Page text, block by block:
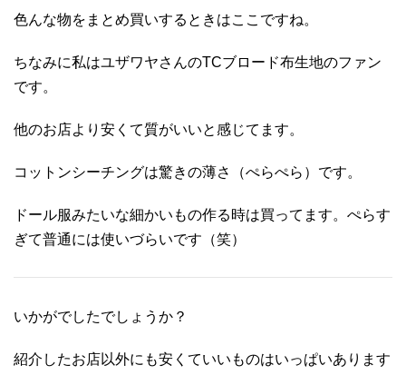
色んな物をまとめ買いするときはここですね。
ちなみに私はユザワヤさんのTCブロード布生地のファン
です。
他のお店より安くて質がいいと感じてます。
コットンシーチングは驚きの薄さ（ぺらぺら）です。
ドール服みたいな細かいもの作る時は買ってます。ぺらす
ぎて普通には使いづらいです（笑）
いかがでしたでしょうか？
紹介したお店以外にも安くていいものはいっぱいあります